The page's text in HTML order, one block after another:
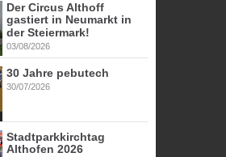
Der Circus Althoff
gastiert in Neumarkt in
der Steiermark!
03/08/2026
30 Jahre pebutech
30/07/2026
Stadtparkkirchtag
Althofen 2026